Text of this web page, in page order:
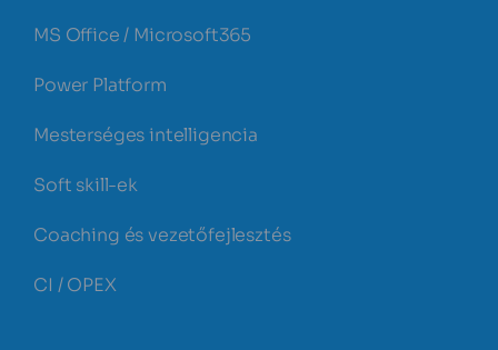
MS Office / Microsoft365
Power Platform
Mesterséges intelligencia
Soft skill-ek
Coaching és vezetőfejlesztés
CI / OPEX